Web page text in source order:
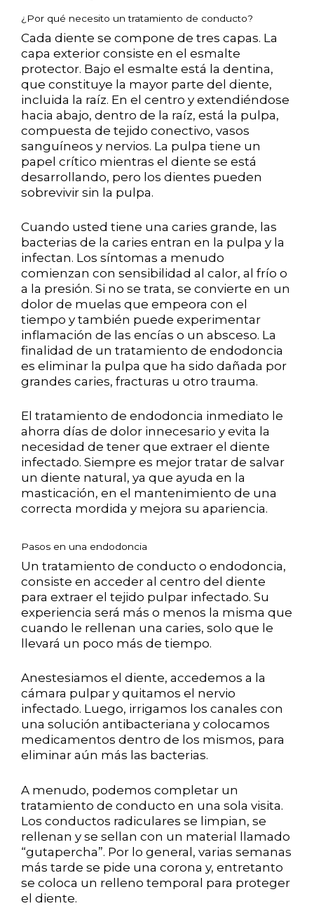
¿Por qué necesito un tratamiento de conducto?
Cada diente se compone de tres capas. La
capa exterior consiste en el esmalte
protector. Bajo el esmalte está la dentina,
que constituye la mayor parte del diente,
incluida la raíz. En el centro y extendiéndose
hacia abajo, dentro de la raíz, está la pulpa,
compuesta de tejido conectivo, vasos
sanguíneos y nervios. La pulpa tiene un
papel crítico mientras el diente se está
desarrollando, pero los dientes pueden
sobrevivir sin la pulpa.
Cuando usted tiene una caries grande, las
bacterias de la caries entran en la pulpa y la
infectan. Los síntomas a menudo
comienzan con sensibilidad al calor, al frío o
a la presión. Si no se trata, se convierte en un
dolor de muelas que empeora con el
tiempo y también puede experimentar
inflamación de las encías o un absceso. La
finalidad de un tratamiento de endodoncia
es eliminar la pulpa que ha sido dañada por
grandes caries, fracturas u otro trauma.
El tratamiento de endodoncia inmediato le
ahorra días de dolor innecesario y evita la
necesidad de tener que extraer el diente
infectado. Siempre es mejor tratar de salvar
un diente natural, ya que ayuda en la
masticación, en el mantenimiento de una
correcta mordida y mejora su apariencia.
Pasos en una endodoncia
Un tratamiento de conducto o endodoncia,
consiste en acceder al centro del diente
para extraer el tejido pulpar infectado. Su
experiencia será más o menos la misma que
cuando le rellenan una caries, solo que le
llevará un poco más de tiempo.
Anestesiamos el diente, accedemos a la
cámara pulpar y quitamos el nervio
infectado. Luego, irrigamos los canales con
una solución antibacteriana y colocamos
medicamentos dentro de los mismos, para
eliminar aún más las bacterias.
A menudo, podemos completar un
tratamiento de conducto en una sola visita.
Los conductos radiculares se limpian, se
rellenan y se sellan con un material llamado
“gutapercha”. Por lo general, varias semanas
más tarde se pide una corona y, entretanto
se coloca un relleno temporal para proteger
el diente.